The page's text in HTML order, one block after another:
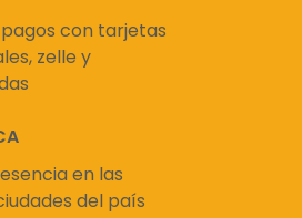
con tarjetas
zelle y
en las
del país